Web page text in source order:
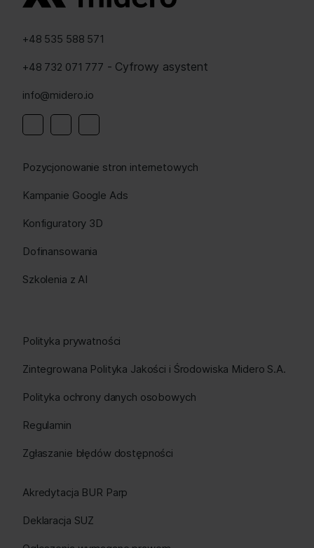
+48 535 588 571
+48 732 071 777 - Cyfrowy asystent
info@midero.io
Pozycjonowanie stron internetowych
Kampanie Google Ads
Konfiguratory 3D
Dofinansowania
Szkolenia z AI
Polityka prywatności
Zintegrowana Polityka Jakości i Środowiska Midero S.A.
Polityka ochrony danych osobowych
Regulamin
Zgłaszanie błędów dostępności
Akredytacja BUR Parp
Deklaracja SUZ